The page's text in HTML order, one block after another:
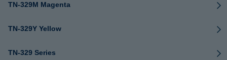
TN-329M Magenta
TN-329Y Yellow
TN-329 Series